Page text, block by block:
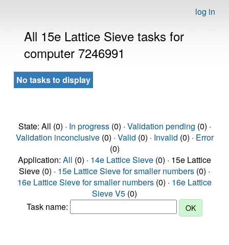
log in
All 15e Lattice Sieve tasks for
computer 7246991
No tasks to display
State: All (0) · In progress(0) · Validation pending (0) ·
Validation inconclusive(0) · Valid (0) · Invalid (0) · Error
(0)
Application: All (0) · 14e Lattice Sieve (0) · 15e Lattice
Sieve (0) · 15e Lattice Sieve for smaller numbers (0) ·
16e Lattice Sieve for smaller numbers (0) · 16e Lattice
Sieve V5 (0)
Task name: